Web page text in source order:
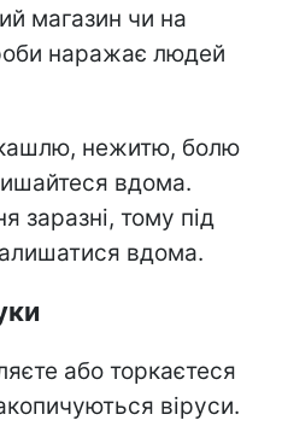
магазин чи на
наражає людей
нежитю, болю
вдома.
заразні, тому під
вдома.
або торкаєтеся
віруси.